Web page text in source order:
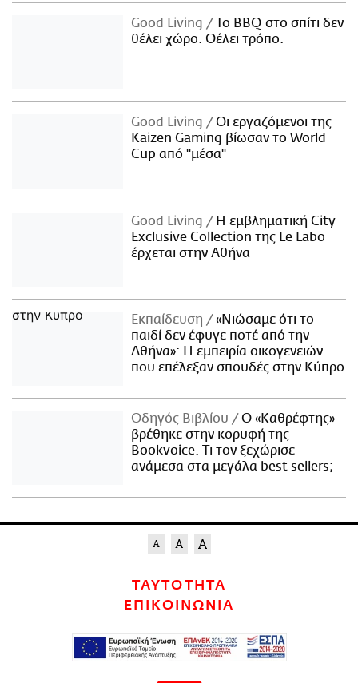
Good Living
Το BBQ στο σπίτι δεν
θέλει χώρο. Θέλει τρόπο.
Good Living
Οι εργαζόμενοι της
Kaizen Gaming βίωσαν το World
Cup από "μέσα"
Good Living
Η εμβληματική City
Exclusive Collection της Le Labo
έρχεται στην Αθήνα
Εκπαίδευση
«Νιώσαμε ότι το
παιδί δεν έφυγε ποτέ από την
Αθήνα»: Η εμπειρία οικογενειών
που επέλεξαν σπουδές στην Κύπρο
Οδηγός Βιβλίου
Ο «Καθρέφτης»
βρέθηκε στην κορυφή της
Bookvoice. Τι τον ξεχώρισε
ανάμεσα στα μεγάλα best sellers;
ΤΑΥΤΟΤΗΤΑ
ΕΠΙΚΟΙΝΩΝΙΑ